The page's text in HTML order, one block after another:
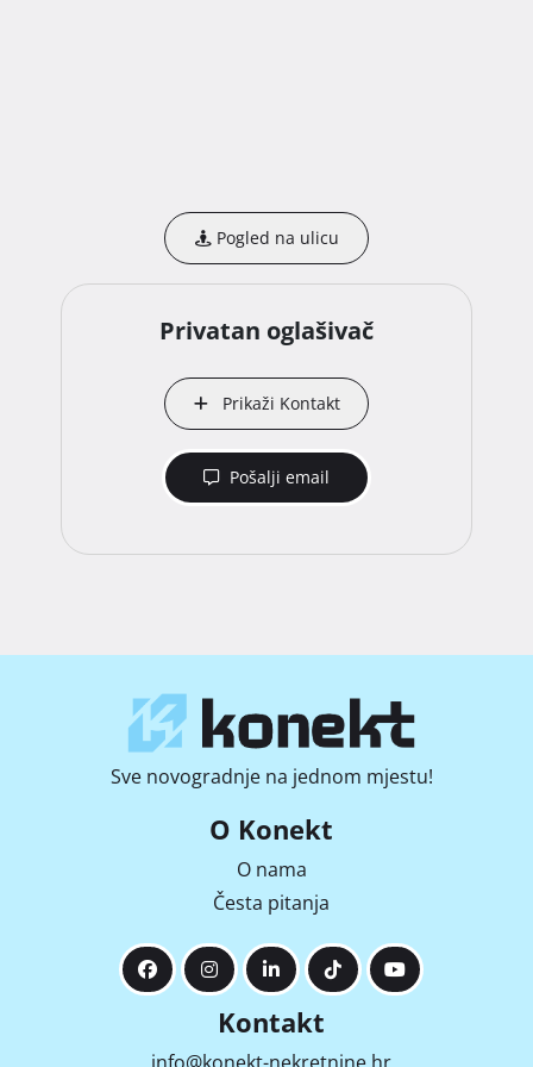
Pogled na ulicu
Privatan oglašivač
Prikaži Kontakt
Pošalji email
Sve novogradnje na jednom mjestu!
O Konekt
O nama
Česta pitanja
Kontakt